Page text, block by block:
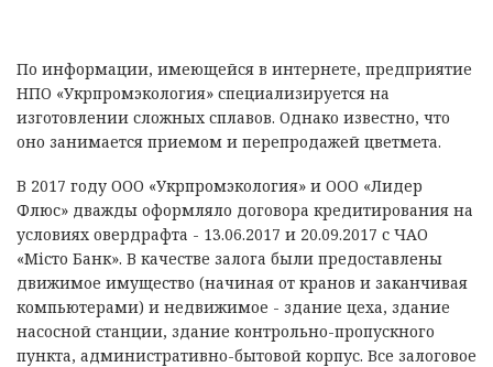
По информации, имеющейся в интернете, предприятие
НПО «Укрпромэкология» специализируется на
изготовлении сложных сплавов. Однако известно, что
оно занимается приемом и перепродажей цветмета.
В 2017 году ООО «Укрпромэкология» и ООО «Лидер
Флюс» дважды оформляло договора кредитирования на
условиях овердрафта - 13.06.2017 и 20.09.2017 с ЧАО
«Місто Банк». В качестве залога были предоставлены
движимое имущество (начиная от кранов и заканчивая
компьютерами) и недвижимое - здание цеха, здание
насосной станции, здание контрольно-пропускного
пункта, административно-бытовой корпус. Все залоговое